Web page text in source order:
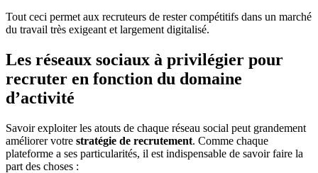
Tout ceci permet aux recruteurs de rester compétitifs dans un marché
du travail très exigeant et largement digitalisé.
Les réseaux sociaux à privilégier pour
recruter en fonction du domaine
d’activité
Savoir exploiter les atouts de chaque réseau social peut grandement
améliorer votre stratégie de recrutement. Comme chaque
plateforme a ses particularités, il est indispensable de savoir faire la
part des choses :